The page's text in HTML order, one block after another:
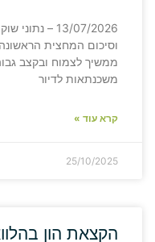
משכנתאות לדיור
קרא עוד »
25/10/2025
הקצאת הון